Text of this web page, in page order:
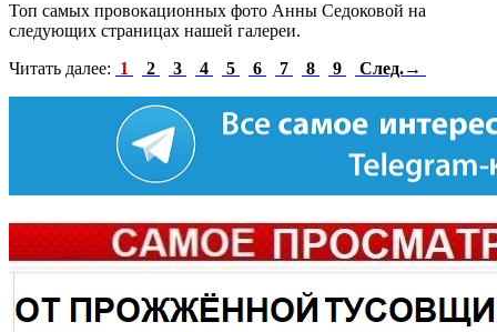
Топ самых провокационных фото Анны Седоковой на
следующих страницах нашей галереи.
Читать далее: 1 2 3 4 5 6 7 8 9 След.→